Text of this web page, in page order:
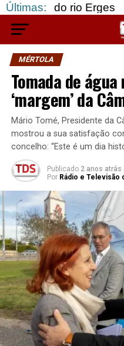
Últimas:
rio Erges Opinião:
MÉRTOLA
Tomada de
‘margem’ da
Mário Tomé, Presidente da
mostrou a sua satisfação
concelho: “Este é um dia
Publicado 2 anos atrás
Por Rádio e Televisão